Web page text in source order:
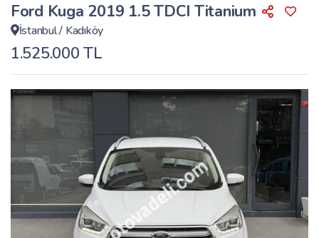
Ford Kuga 2019 1.5 TDCI Titanium
İstanbul/ Kadıköy
1.525.000 TL